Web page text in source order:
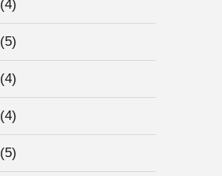
(4)
(5)
(4)
(4)
(5)